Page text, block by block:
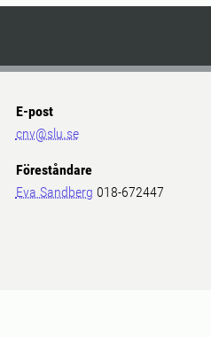
E-post
cnv@slu.se
Föreståndare
Eva Sandberg 018-672447